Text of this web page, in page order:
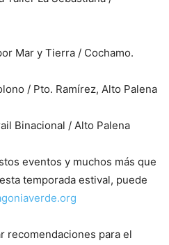
Mar y Tierra / Cochamo.
/ Pto. Ramírez, Alto Palena
Binacional / Alto Palena
eventos y muchos más que
temporada estival, puede
recomendaciones para el